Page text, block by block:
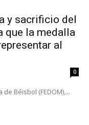
y sacrificio del
que la medalla
al
0
Béisbol (FEDOM),...